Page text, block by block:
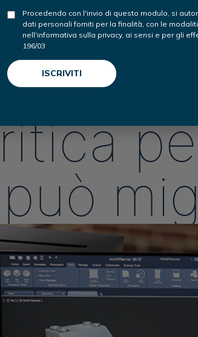
concetti agli antipodi. Oggi?
Procedendo con l'invio di questo modulo, si
dati personali forniti per la finalità, con le
nell'informativa sulla privacy, ai sensi e per gli
196/03